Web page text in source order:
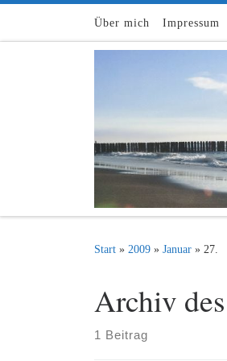
Zum Inhalt springen
Über mich Impressum
Start » 2009 » Januar » 27.
Archiv
1 Beitrag